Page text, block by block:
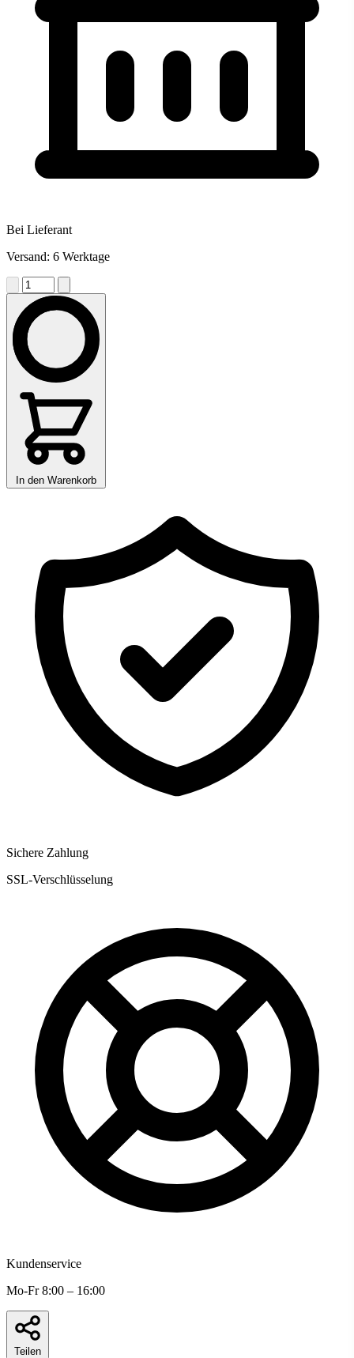
Bei Lieferant
Versand: 6 Werktage
In den Warenkorb
Sichere Zahlung
SSL-Verschlüsselung
Kundenservice
Mo-Fr 8:00 – 16:00
Teilen